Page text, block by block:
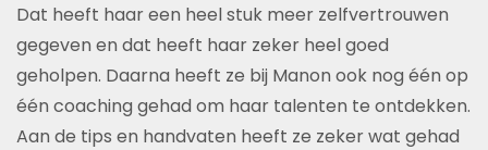
Dat heeft haar een heel stuk meer zelfvertrouwen
gegeven en dat heeft haar zeker heel goed
geholpen. Daarna heeft ze bij Manon ook nog één op
één coaching gehad om haar talenten te ontdekken.
Aan de tips en handvaten heeft ze zeker wat gehad